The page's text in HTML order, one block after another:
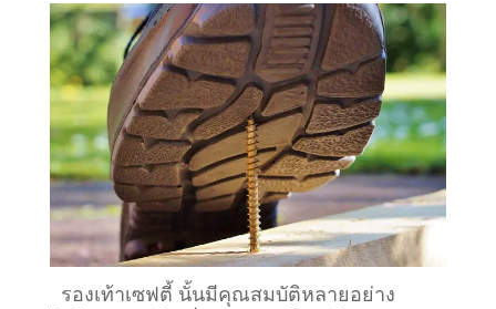
รองเท้าเซฟตี้ นั้นมีคุณสมบัติหลายอย่าง